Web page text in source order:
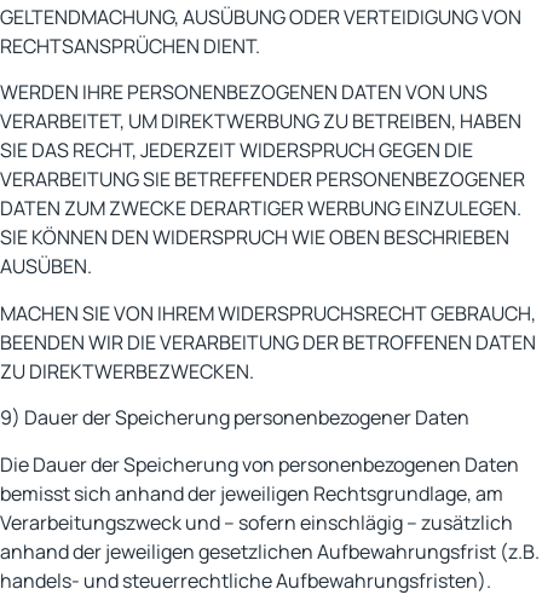
GELTENDMACHUNG, AUSÜBUNG ODER VERTEIDIGUNG VON
RECHTSANSPRÜCHEN DIENT.
WERDEN IHRE PERSONENBEZOGENEN DATEN VON UNS
VERARBEITET, UM DIREKTWERBUNG ZU BETREIBEN, HABEN
SIE DAS RECHT, JEDERZEIT WIDERSPRUCH GEGEN DIE
VERARBEITUNG SIE BETREFFENDER PERSONENBEZOGENER
DATEN ZUM ZWECKE DERARTIGER WERBUNG EINZULEGEN.
SIE KÖNNEN DEN WIDERSPRUCH WIE OBEN BESCHRIEBEN
AUSÜBEN.
MACHEN SIE VON IHREM WIDERSPRUCHSRECHT GEBRAUCH,
BEENDEN WIR DIE VERARBEITUNG DER BETROFFENEN DATEN
ZU DIREKTWERBEZWECKEN.
9) Dauer der Speicherung personenbezogener Daten
Die Dauer der Speicherung von personenbezogenen Daten
bemisst sich anhand der jeweiligen Rechtsgrundlage, am
Verarbeitungszweck und – sofern einschlägig – zusätzlich
anhand der jeweiligen gesetzlichen Aufbewahrungsfrist (z.B.
handels- und steuerrechtliche Aufbewahrungsfristen).